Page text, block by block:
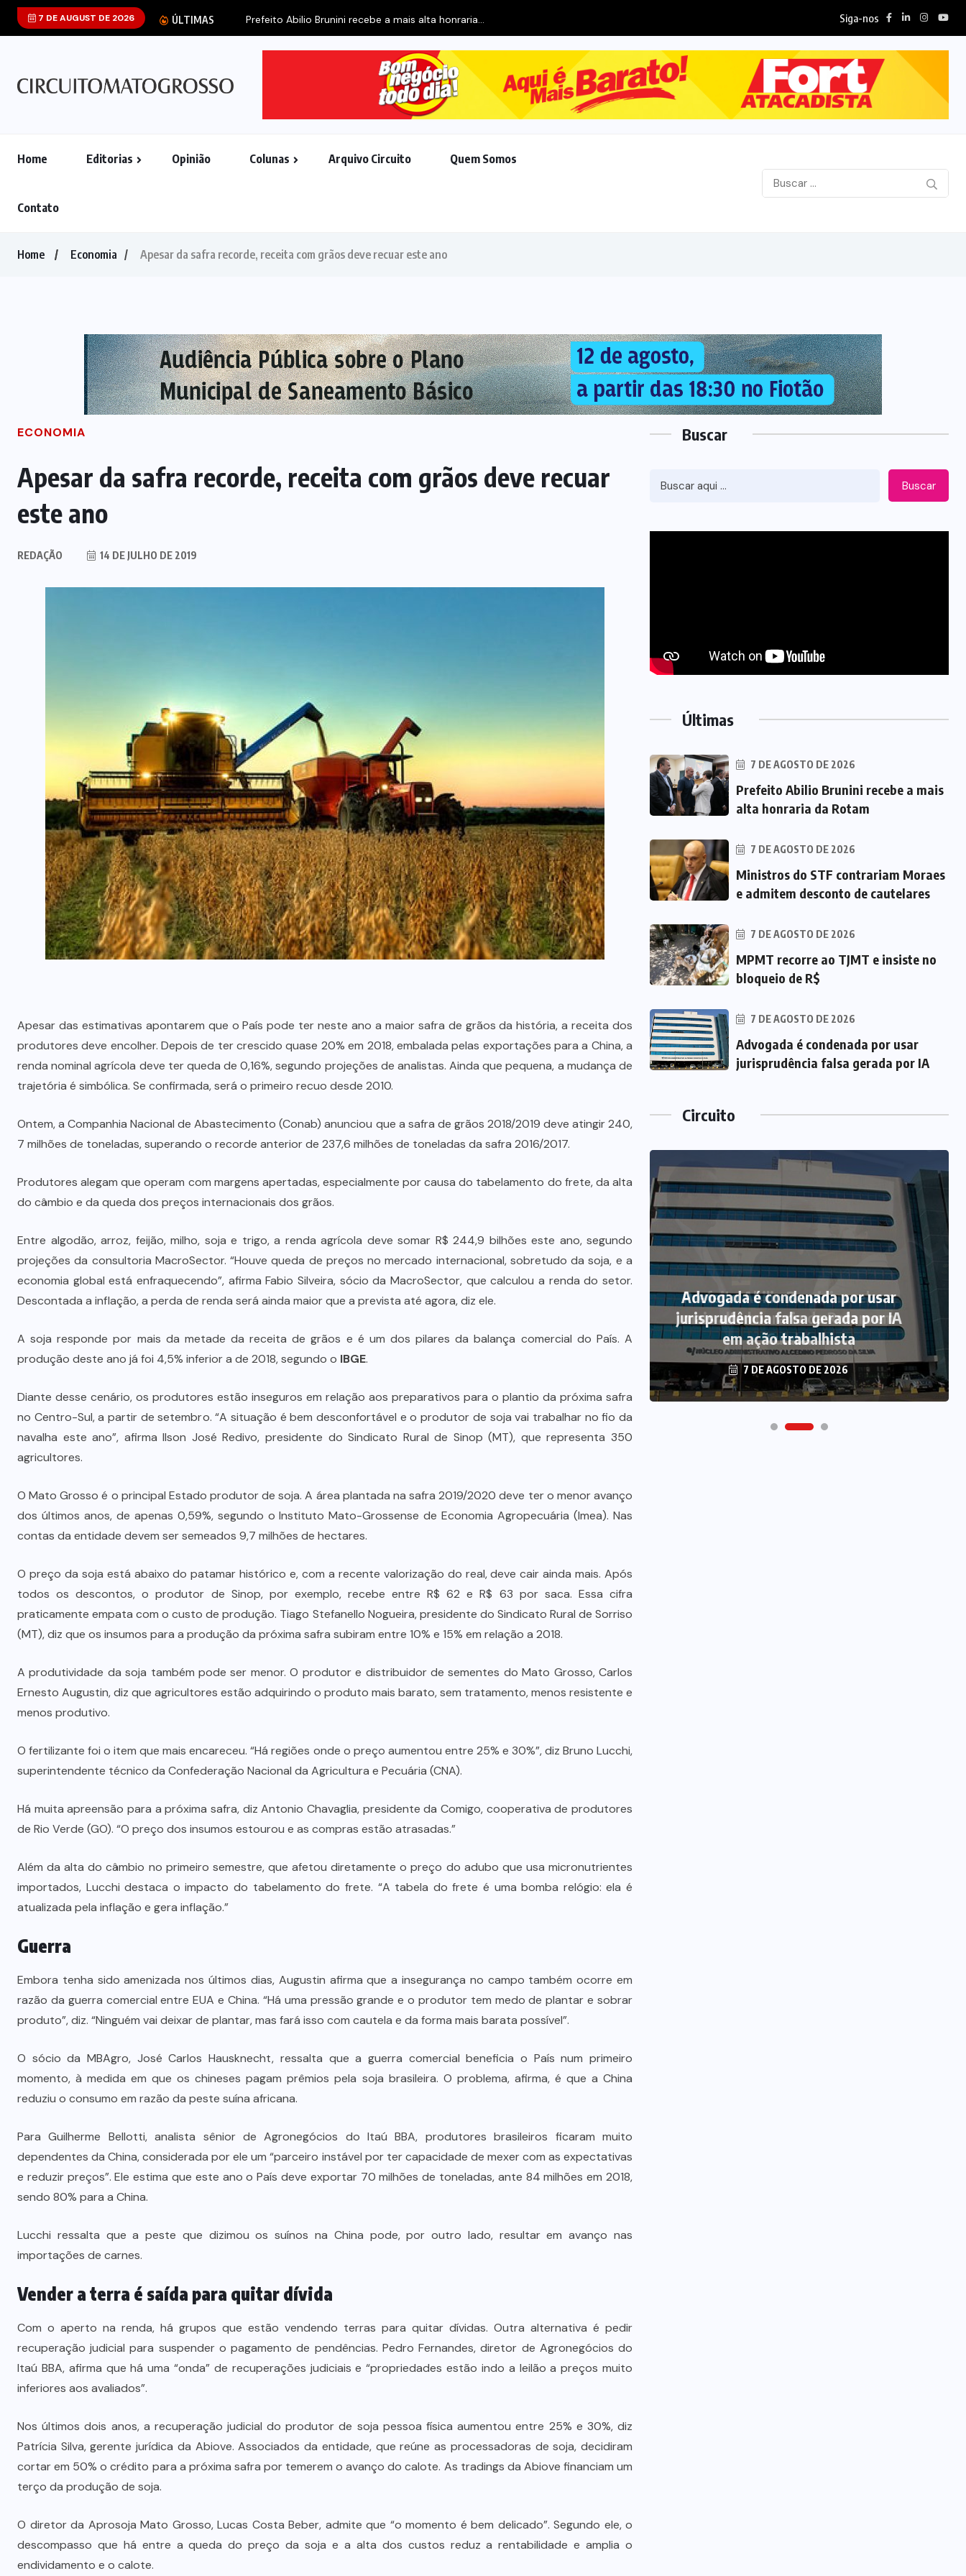
7 DE AUGUST DE 2026 ÚLTIMAS Prefeito Abilio Brunini recebe a mais alta honraria... Siga-nos
Home Editorias Opinião Colunas Arquivo Circuito Quem Somos
Contato
Home Economia Apesar da safra recorde, receita com grãos deve recuar este ano
ECONOMIA
Apesar da safra recorde, receita com grãos deve recuar
este ano
REDAÇÃO 14 DE JULHO DE 2019
Apesar das estimativas apontarem que o País pode ter neste ano a maior safra de grãos da história, a receita dos
produtores deve encolher. Depois de ter crescido quase 20% em 2018, embalada pelas exportações para a China, a
renda nominal agrícola deve ter queda de 0,16%, segundo projeções de analistas. Ainda que pequena, a mudança de
trajetória é simbólica. Se confirmada, será o primeiro recuo desde 2010.
Ontem, a Companhia Nacional de Abastecimento (Conab) anunciou que a safra de grãos 2018/2019 deve atingir 240,
7 milhões de toneladas, superando o recorde anterior de 237,6 milhões de toneladas da safra 2016/2017.
Produtores alegam que operam com margens apertadas, especialmente por causa do tabelamento do frete, da alta
do câmbio e da queda dos preços internacionais dos grãos.
Entre algodão, arroz, feijão, milho, soja e trigo, a renda agrícola deve somar R$ 244,9 bilhões este ano, segundo
projeções da consultoria MacroSector. “Houve queda de preços no mercado internacional, sobretudo da soja, e a
economia global está enfraquecendo”, afirma Fabio Silveira, sócio da MacroSector, que calculou a renda do setor.
Descontada a inflação, a perda de renda será ainda maior que a prevista até agora, diz ele.
A soja responde por mais da metade da receita de grãos e é um dos pilares da balança comercial do País. A
produção deste ano já foi 4,5% inferior a de 2018, segundo o IBGE.
Diante desse cenário, os produtores estão inseguros em relação aos preparativos para o plantio da próxima safra
no Centro-Sul, a partir de setembro. “A situação é bem desconfortável e o produtor de soja vai trabalhar no fio da
navalha este ano”, afirma Ilson José Redivo, presidente do Sindicato Rural de Sinop (MT), que representa 350
agricultores.
O Mato Grosso é o principal Estado produtor de soja. A área plantada na safra 2019/2020 deve ter o menor avanço
dos últimos anos, de apenas 0,59%, segundo o Instituto Mato-Grossense de Economia Agropecuária (Imea). Nas
contas da entidade devem ser semeados 9,7 milhões de hectares.
O preço da soja está abaixo do patamar histórico e, com a recente valorização do real, deve cair ainda mais. Após
todos os descontos, o produtor de Sinop, por exemplo, recebe entre R$ 62 e R$ 63 por saca. Essa cifra
praticamente empata com o custo de produção. Tiago Stefanello Nogueira, presidente do Sindicato Rural de Sorriso
(MT), diz que os insumos para a produção da próxima safra subiram entre 10% e 15% em relação a 2018.
A produtividade da soja também pode ser menor. O produtor e distribuidor de sementes do Mato Grosso, Carlos
Ernesto Augustin, diz que agricultores estão adquirindo o produto mais barato, sem tratamento, menos resistente e
menos produtivo.
O fertilizante foi o item que mais encareceu. “Há regiões onde o preço aumentou entre 25% e 30%”, diz Bruno Lucchi,
superintendente técnico da Confederação Nacional da Agricultura e Pecuária (CNA).
Há muita apreensão para a próxima safra, diz Antonio Chavaglia, presidente da Comigo, cooperativa de produtores
de Rio Verde (GO). “O preço dos insumos estourou e as compras estão atrasadas.”
Além da alta do câmbio no primeiro semestre, que afetou diretamente o preço do adubo que usa micronutrientes
importados, Lucchi destaca o impacto do tabelamento do frete. “A tabela do frete é uma bomba relógio: ela é
atualizada pela inflação e gera inflação.”
Guerra
Embora tenha sido amenizada nos últimos dias, Augustin afirma que a insegurança no campo também ocorre em
razão da guerra comercial entre EUA e China. “Há uma pressão grande e o produtor tem medo de plantar e sobrar
produto”, diz. “Ninguém vai deixar de plantar, mas fará isso com cautela e da forma mais barata possível”.
O sócio da MBAgro, José Carlos Hausknecht, ressalta que a guerra comercial beneficia o País num primeiro
momento, à medida em que os chineses pagam prêmios pela soja brasileira. O problema, afirma, é que a China
reduziu o consumo em razão da peste suína africana.
Para Guilherme Bellotti, analista sênior de Agronegócios do Itaú BBA, produtores brasileiros ficaram muito
dependentes da China, considerada por ele um “parceiro instável por ter capacidade de mexer com as expectativas
e reduzir preços”. Ele estima que este ano o País deve exportar 70 milhões de toneladas, ante 84 milhões em 2018,
sendo 80% para a China.
Lucchi ressalta que a peste que dizimou os suínos na China pode, por outro lado, resultar em avanço nas
importações de carnes.
Vender a terra é saída para quitar dívida
Com o aperto na renda, há grupos que estão vendendo terras para quitar dívidas. Outra alternativa é pedir
recuperação judicial para suspender o pagamento de pendências. Pedro Fernandes, diretor de Agronegócios do
Itaú BBA, afirma que há uma “onda” de recuperações judiciais e “propriedades estão indo a leilão a preços muito
inferiores aos avaliados”.
Nos últimos dois anos, a recuperação judicial do produtor de soja pessoa física aumentou entre 25% e 30%, diz
Patrícia Silva, gerente jurídica da Abiove. Associados da entidade, que reúne as processadoras de soja, decidiram
cortar em 50% o crédito para a próxima safra por temerem o avanço do calote. As tradings da Abiove financiam um
terço da produção de soja.
O diretor da Aprosoja Mato Grosso, Lucas Costa Beber, admite que “o momento é bem delicado”. Segundo ele, o
descompasso que há entre a queda do preço da soja e a alta dos custos reduz a rentabilidade e amplia o
endividamento e o calote.
Buscar
Buscar
Últimas
7 DE AGOSTO DE 2026
Prefeito Abilio Brunini recebe a mais
alta honraria da Rotam
7 DE AGOSTO DE 2026
Ministros do STF contrariam Moraes
e admitem desconto de cautelares
7 DE AGOSTO DE 2026
MPMT recorre ao TJMT e insiste no
bloqueio de R$
7 DE AGOSTO DE 2026
Advogada é condenada por usar
jurisprudência falsa gerada por IA
Circuito
Quadrilha é investigada por roubo
rodovias do sul do estado
Prefeito Abilio Brunini recebe a
Cuiabá
Advogada é condenada por usar
jurisprudência falsa gerada por IA
em ação trabalhista
7 DE AGOSTO DE 2026